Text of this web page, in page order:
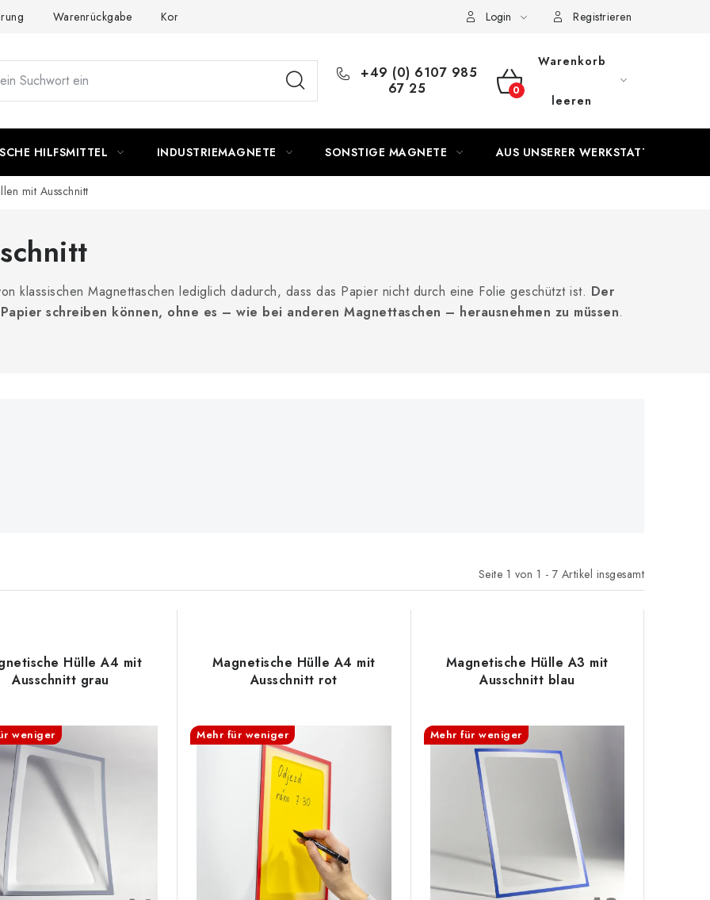
Warenrückgabe Kontakte - Impressum Login Registrieren
+49 (0) 6107 985
67 25
WARENKORB
Warenkorb
leeren
HILFSMITTEL INDUSTRIEMAGNETE SONSTIGE MAGNETE AUS UNSERER WERKSTATT
mit Ausschnitt
klassischen Magnettaschen lediglich dadurch, dass das Papier nicht durch eine Folie geschützt ist. Der
schreiben können, ohne es – wie bei anderen Magnettaschen – herausnehmen zu müssen.
Seite 1 von 1 - 7 Artikel insgesamt
Hülle A4 mit
Ausschnitt grau
weniger
Magnetische Hülle A4 mit
Ausschnitt rot
Mehr für weniger
Magnetische Hülle A3 mit
Ausschnitt blau
Mehr für weniger